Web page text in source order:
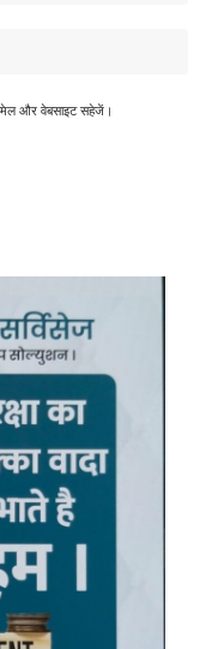
और वेबसाइट सहेजें।